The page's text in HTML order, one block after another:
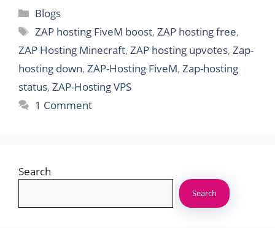
Categories
Blogs
Tags
ZAP hosting FiveM boost,ZAP hosting free,
ZAP Hosting Minecraft, ZAP hosting upvotes, Zap-
hosting down, ZAP-Hosting FiveM, Zap-hosting
status, ZAP-Hosting VPS
1 Comment
Search
Search